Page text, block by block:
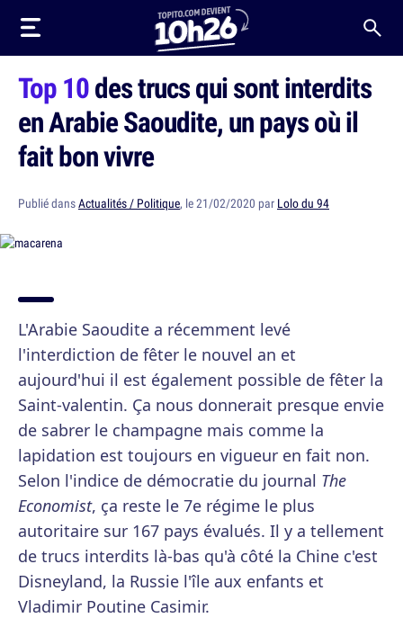
Top 10des trucs qui sont interdits
en Arabie Saoudite, un pays où il
fait bon vivre
Publié dansActualités / Politique, le 21/02/2020 par Lolo du 94
L'Arabie Saoudite a récemment levé
l'interdiction de fêter le nouvel an et
aujourd'hui il est également possible de fêter la
Saint-valentin. Ça nous donnerait presque envie
de sabrer le champagne mais comme la
lapidation est toujours en vigueur en fait non.
Selon l'indice de démocratie du journal The
Economist, ça reste le 7e régime le plus
autoritaire sur 167 pays évalués. Il y a tellement
de trucs interdits là-bas qu'à côté la Chine c'est
Disneyland, la Russie l'île aux enfants et
Vladimir Poutine Casimir.